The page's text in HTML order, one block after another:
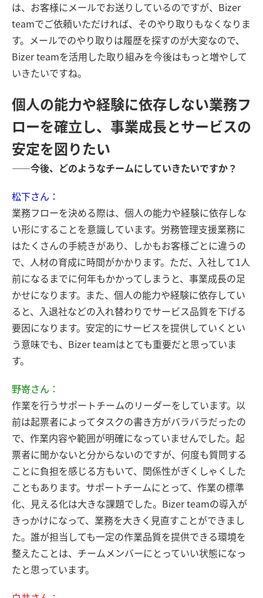
は、お客様にメールでお送りしているのですが、Bizer
teamでご依頼いただければ、そのやり取りもなくなりま
す。メールでのやり取りは履歴を探すのが大変なので、
Bizer teamを活用した取り組みを今後はもっと増やして
いきたいですね。
個人の能力や経験に依存しない業務フ
ローを確立し、事業成長とサービスの
安定を図りたい
――今後、どのようなチームにしていきたいですか？
松下さん：
業務フローを決める際は、個人の能力や経験に依存しな
い形にすることを意識しています。労務管理支援業務に
はたくさんの手続きがあり、しかもお客様ごとに違うの
で、人材の育成に時間がかかります。ただ、入社して1人
前になるまでに何年もかかってしまうと、事業成長の足
かせになります。また、個人の能力や経験に依存してい
ると、入退社などの入れ替わりでサービス品質を下げる
要因になります。安定的にサービスを提供していくとい
う意味でも、Bizer teamはとても重要だと思っていま
す。
野嵜さん：
作業を行うサポートチームのリーダーをしています。以
前は起票者によってタスクの書き方がバラバラだったの
で、作業内容や範囲が明確になっていませんでした。起
票者に聞かないと分からないのですが、何度も質問する
ことに負担を感じる方もいて、関係性がぎくしゃくした
こともあります。サポートチームにとって、作業の標準
化、見える化は大きな課題でした。Bizer teamの導入が
きっかけになって、業務を大きく見直すことができまし
た。誰が担当しても一定の作業品質を提供できる環境を
整えたことは、チームメンバーにとっていい状態になっ
たと思っています。